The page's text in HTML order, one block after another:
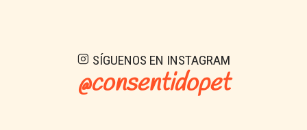
SÍGUENOS EN INSTAGRAM
@consentidopet